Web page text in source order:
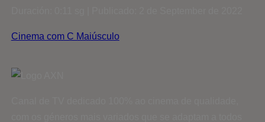
Cinema com C Maiúsculo